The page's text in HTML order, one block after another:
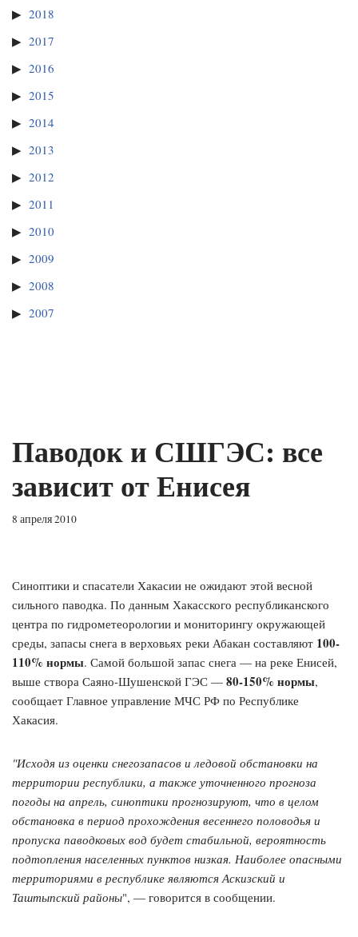
2018
2017
2016
2015
2014
2013
2012
2011
2010
2009
2008
2007
Паводок и СШГЭС: все
зависит от Енисея
8 апреля 2010
Синоптики и спасатели Хакасии не ожидают этой весной
сильного паводка. По данным Хакасского республиканского
центра по гидрометеорологии и мониторингу окружающей
среды, запасы снега в верховьях реки Абакан составляют 100-
110% нормы. Самой большой запас снега — на реке Енисей,
выше створа Саяно-Шушенской ГЭС — 80-150% нормы,
сообщает Главное управление МЧС РФ по Республике
Хакасия.
"Исходя из оценки снегозапасов и ледовой обстановки на
территории республики, а также уточненного прогноза
погоды на апрель, синоптики прогнозируют, что в целом
обстановка в период прохождения весеннего половодья и
пропуска паводковых вод будет стабильной, вероятность
подтопления населенных пунктов низкая. Наиболее опасными
территориями в республике являются Аскизский и
Таштыпский районы", — говорится в сообщении.